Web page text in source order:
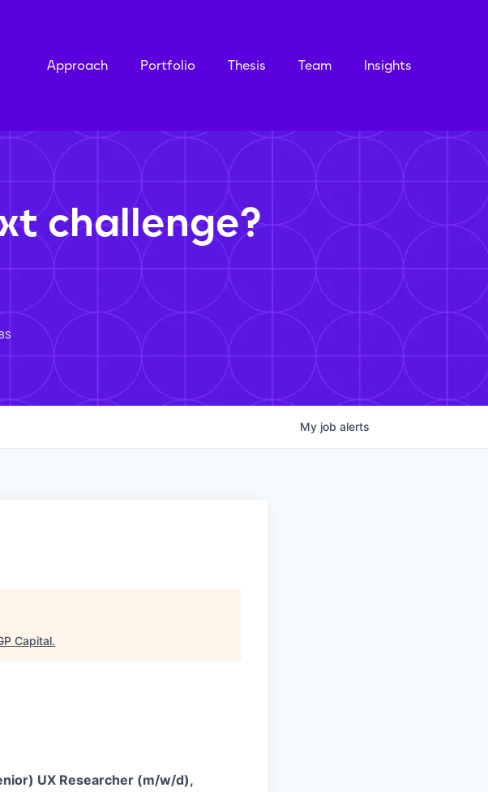
Approach Portfolio Thesis Team Insights
challenge?
My job alerts
Capital.
UX Researcher (m/w/d),